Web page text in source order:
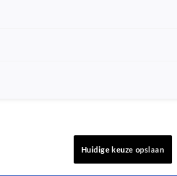
Huidige keuze opslaan